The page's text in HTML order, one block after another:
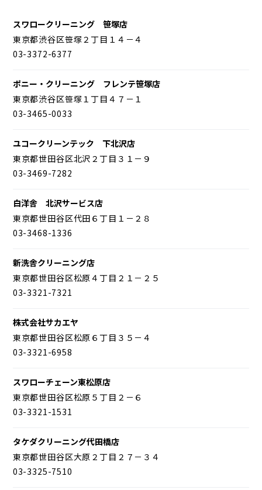
スワロークリーニング 笹塚店
東京都渋谷区笹塚２丁目１４－４
03-3372-6377
ポニー・クリーニング フレンテ笹塚店
東京都渋谷区笹塚１丁目４７－１
03-3465-0033
ユコークリーンテック 下北沢店
東京都世田谷区北沢２丁目３１－９
03-3469-7282
白洋舎 北沢サービス店
東京都世田谷区代田６丁目１－２８
03-3468-1336
新洗舎クリーニング店
東京都世田谷区松原４丁目２１－２５
03-3321-7321
株式会社サカエヤ
東京都世田谷区松原６丁目３５－４
03-3321-6958
スワローチェーン東松原店
東京都世田谷区松原５丁目２－６
03-3321-1531
タケダクリーニング代田橋店
東京都世田谷区大原２丁目２７－３４
03-3325-7510